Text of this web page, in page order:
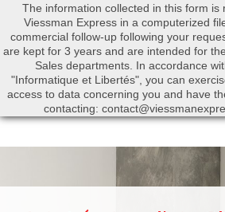
The information collected in this form is
Viessman Express in a computerized
commercial follow-up following your
are kept for 3 years and are intended for
Sales departments. In accordance
"Informatique et Libertés", you can
access to data concerning you and have
contacting: